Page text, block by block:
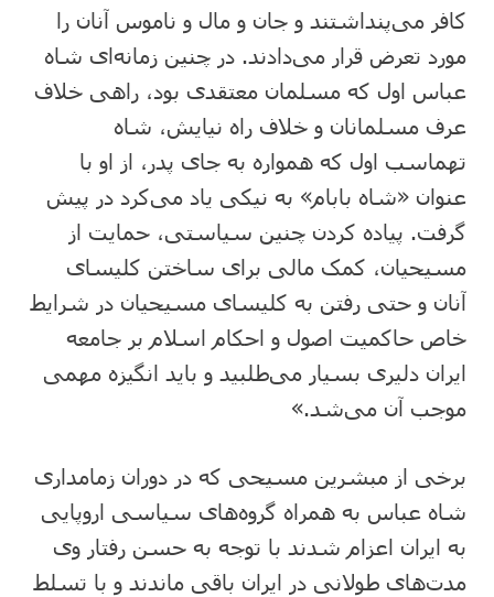
کافر می‌پنداشتند و جان و مال و ناموس آنان را
مورد تعرض قرار می‌دادند. در چنین زمانه‌ای شاه
عباس اول که مسلمان معتقدی بود، راهی خلاف
عرف مسلمانان و خلاف راه نیایش، شاه
تهماسب اول که همواره به جای پدر، از او با
عنوان «شاه بابام» به نیکی یاد می‌کرد در پیش
گرفت. پیاده کردن چنین سیاستی، حمایت از
مسیحیان، کمک مالی برای ساختن کلیسای
آنان و حتی رفتن به کلیسای مسیحیان در شرایط
خاص حاکمیت اصول و احکام اسلام بر جامعه
ایران دلیری بسیار می‌طلبید و باید انگیزه مهمی
موجب آن می‌شد.»
برخی از مبشرین مسیحی که در دوران زمامداری
شاه عباس به همراه گروه‌های سیاسی اروپایی
به ایران اعزام شدند با توجه به حسن رفتار وی
مدت‌های طولانی در ایران باقی ماندند و با تسلط